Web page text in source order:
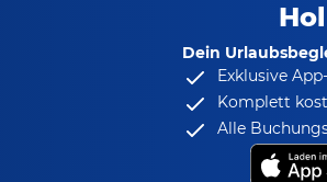
Dein
Exklusive
Komplett
Alle